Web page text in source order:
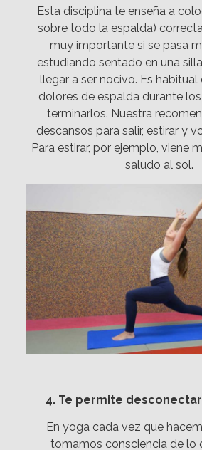
Esta disciplina te enseña a
sobre todo la espalda)
muy importante si se pasa
estudiando sentado en una
llegar a ser nocivo. Es
dolores de espalda durante
terminarlos. Nuestra
descansos para salir, estirar y
Para estirar, por ejemplo, viene
saludo al sol.
4. Te permite
En yoga cada vez que
tomamos consciencia de lo